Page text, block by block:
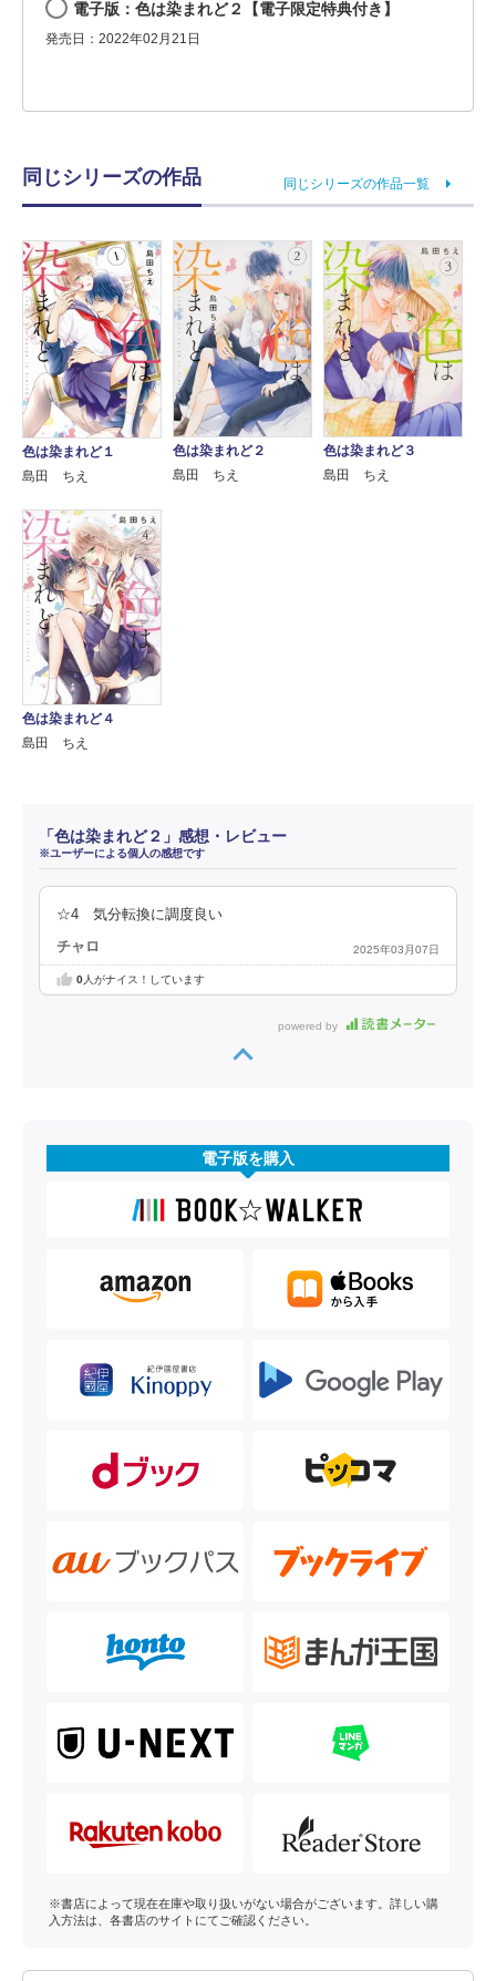
電子版：色は染まれど２【電子限定特典付き】
発売日：2022年02月21日
同じシリーズの作品 同じシリーズの作品一覧
色は染まれど１
島田 ちえ
色は染まれど２
島田 ちえ
色は染まれど３
島田 ちえ
色は染まれど４
島田 ちえ
「色は染まれど２」感想・レビュー
※ユーザーによる個人の感想です
☆4 気分転換に調度良い
チャロ 2025年03月07日
0人がナイス！しています
powered by
電子版を購入
※書店によって現在在庫や取り扱いがない場合がございます。詳しい購
入方法は、各書店のサイトにてご確認ください。